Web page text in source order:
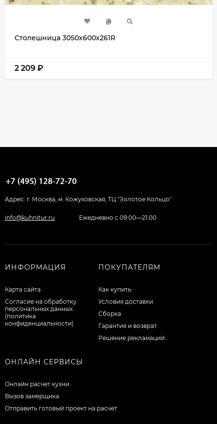
Столешница 3050х600х261R
2 209 ₽
Адрес: г. Москва, м. Кожуховская, ТЦ "Золотое Кольцо"
info@kuhnitur.ru Ежедневно с 09:00—21:00
ИНФОРМАЦИЯ
Карта сайта
Согласие на обработку
персональных данных
(политика
конфиденциальности)
ПОКУПАТЕЛЯМ
Как купить
Условия доставки
Сборка
Гарантия и возврат
Решение рекламаций
ОНЛАЙН СЕРВИСЫ
Онлайн расчет кухни
Вызов замерщика
Отправить готовый проект на расчет